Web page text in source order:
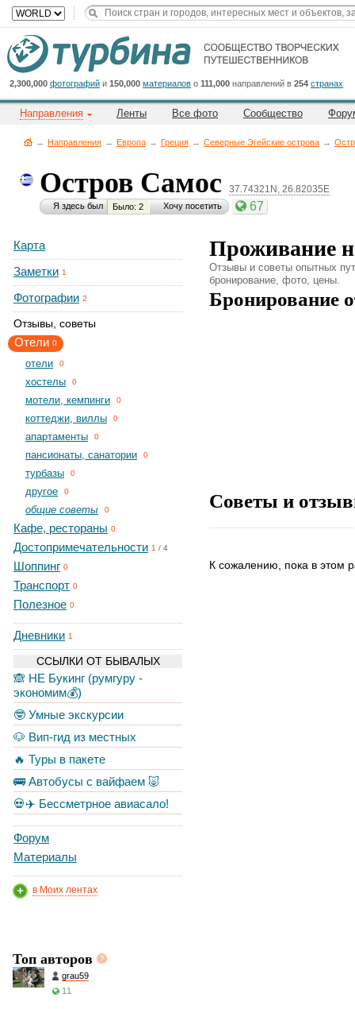
2,300,000 фотографий и 150,000 материалов о 111,000 направлений в 254 странах
Направления Ленты Все фото Сообщество
→ Направления → Европа → Греция → Северные Эгейские острова →
Остров Самос 37.74321N, 26.82035E
Я здесь был Было: 2 Хочу посетить 67
Карта
Заметки 1
Фотографии 2
Отзывы, советы
Отели 0
отели 0
хостелы 0
мотели, кемпинги 0
коттеджи, виллы 0
апартаменты 0
пансионаты, санатории 0
турбазы 0
другое 0
общие советы 0
Кафе, рестораны 0
Достопримечательности 1 / 4
Шоппинг 0
Транспорт 0
Полезное 0
Дневники 1
ССЫЛКИ ОТ БЫВАЛЫХ
🙈 НЕ Букинг (румгуру -
экономим💰)
🤓 Умные экскурсии
🐶 Вип-гид из местных
🔥 Туры в пакете
🚌 Автобусы с вайфаем 🐷
💀✈️ Бессметрное авиасало!
Форум
Материалы
в Моих лентах
Топ авторов
grau59
11
Проживание
Отзывы и советы опытных
бронирование, фото, цены.
Бронирование
Советы и
К сожалению, пока в этом
Cейчас
на
сайте:
Title
Button